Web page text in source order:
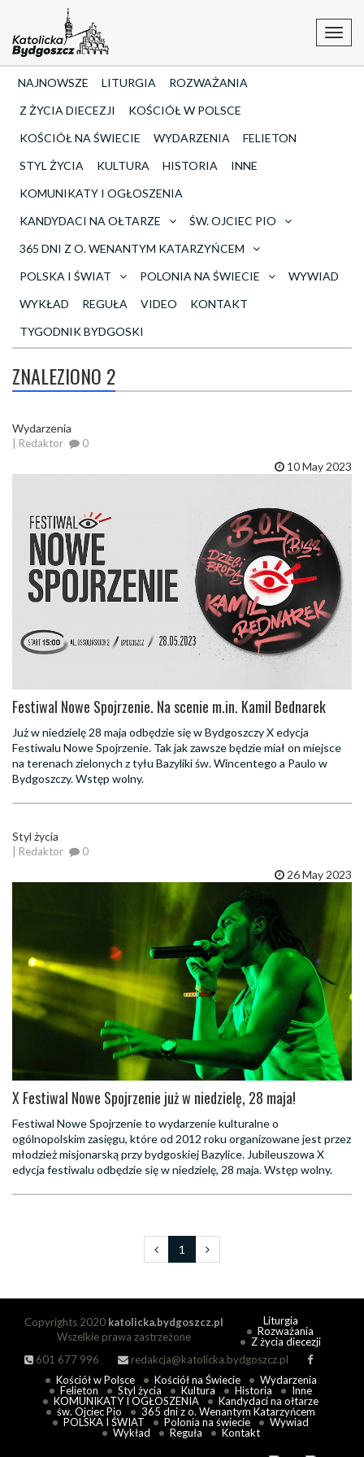
NAJNOWSZE LITURGIA
ROZWAŻANIA
Z ŻYCIA DIECEZJI
KOŚCIÓŁ W POLSCE
KOŚCIÓŁ NA ŚWIECIE
WYDARZENIA
FELIETON
STYL ŻYCIA
KULTURA HISTORIA
INNE
KOMUNIKATY I OGŁOSZENIA
KANDYDACI NA OŁTARZE
ŚW. OJCIEC PIO
365 DNI Z O. WENANTYM KATARZYŃCEM
POLSKA I ŚWIAT
POLONIA NA ŚWIECIE
WYWIAD
WYKŁAD
REGUŁA VIDEO
KONTAKT
TYGODNIK BYDGOSKI
ZNALEZIONO 2
Wydarzenia
| Redaktor 0
10 May 2023
Festiwal Nowe Spojrzenie. Na scenie m.in. Kamil Bednarek
Już w niedzielę 28 maja odbędzie się w Bydgoszczy X edycja
Festiwalu Nowe Spojrzenie. Tak jak zawsze będzie miał on miejsce
na terenach zielonych z tyłu Bazyliki św. Wincentego a Paulo w
Bydgoszczy. Wstęp wolny.
Styl życia
| Redaktor 0
26 May 2023
X Festiwal Nowe Spojrzenie już w niedzielę, 28 maja!
Festiwal Nowe Spojrzenie to wydarzenie kulturalne o
ogólnopolskim zasięgu, które od 2012 roku organizowane jest przez
młodzież misjonarską przy bydgoskiej Bazylice. Jubileuszowa X
edycja festiwalu odbędzie się w niedzielę, 28 maja. Wstęp wolny.
1
Copyrights 2020 katolicka.bydgoszcz.pl
Wszelkie prawa zastrzeżone
601 677 996
redakcja@katolicka.bydgoszcz.pl
Liturgia
Rozważania
Z życia diecezji
Kościół w Polsce Kościół na Świecie
Wydarzenia
Felieton
Styl życia Kultura Historia
Inne
KOMUNIKATY I OGŁOSZENIA
Kandydaci na ołtarze
św. Ojciec Pio
365 dni z o. Wenantym Katarzyńcem
POLSKA I ŚWIAT
Polonia na świecie
Wywiad
Wykład
Reguła Kontakt